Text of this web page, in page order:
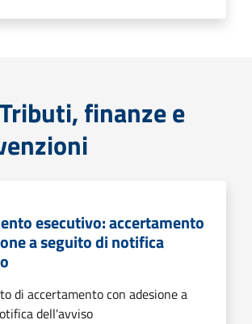
finanze e
esecutivo: accertamento
a seguito di notifica
di accertamento con adesione a
dell'avviso